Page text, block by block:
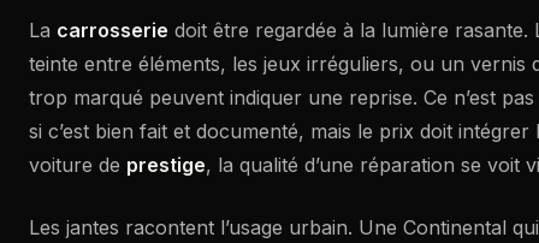
La carrosserie doit être regardée à la lumière rasante.
teinte entre éléments, les jeux irréguliers, ou un vernis
trop marqué peuvent indiquer une reprise. Ce n’est
si c’est bien fait et documenté, mais le prix doit
voiture de prestige, la qualité d’une réparation se voit
Les jantes racontent l’usage urbain. Une Continental